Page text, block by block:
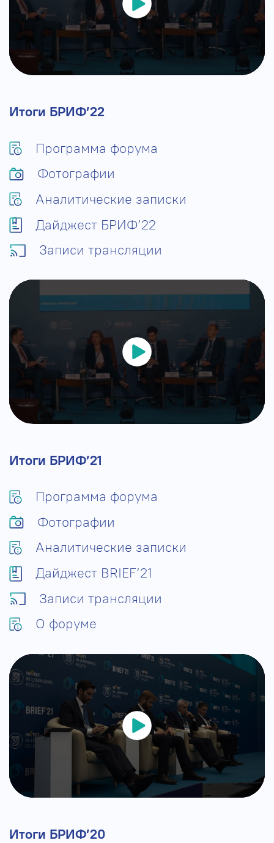
Итоги БРИФ’21
Программа форума
Фотографии
Аналитические записки
Дайджест BRIEF’21
Записи трансляции
О форуме
Итоги БРИФ’20
Итоги БРИФ’22
Программа форума
Фотографии
Аналитические записки
Дайджест БРИФ’22
Записи трансляции